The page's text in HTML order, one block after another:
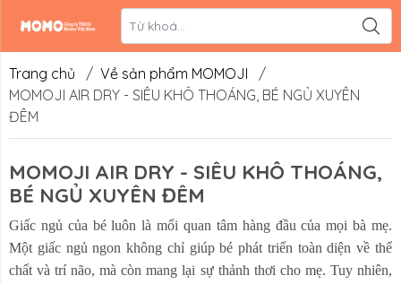
Liên hệ
Hệ thống đối
Trang chủ / Về sản phẩm MOMOJI
/
MOMOJI AIR DRY - SIÊU KHÔ THOÁNG, BÉ NGỦ XUYÊN
ĐÊM
MOMOJI AIR DRY - SIÊU KHÔ THOÁNG,
BÉ NGỦ XUYÊN ĐÊM
Giấc ngủ của bé luôn là mối quan tâm hàng đầu của mọi bà mẹ.
Một giấc ngủ ngon không chỉ giúp bé phát triển toàn diện về thể
chất và trí não, mà còn mang lại sự thảnh thơi cho mẹ. Tuy nhiên,